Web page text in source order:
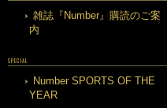
雑誌『Number』購読のご案
内
SPECIAL
Number SPORTS OF THE
YEAR